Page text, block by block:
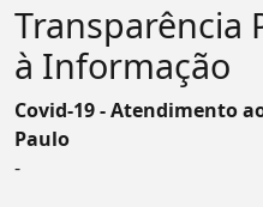
Transparência
à Informação
Covid-19 - Atendimento
Paulo
-